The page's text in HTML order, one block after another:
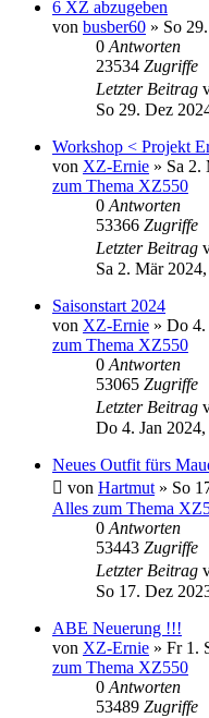
6 XZ abzugeben
von busber60 » So
0 Antworten
23534 Zugriffe
Letzter Beitrag
So 29. Dez
Workshop < Projekt
von XZ-Ernie » Sa 2.
zum Thema XZ550
0 Antworten
53366 Zugriffe
Letzter Beitrag
Sa 2. Mär
Saisonstart 2024
von XZ-Ernie » Do 4.
zum Thema XZ550
0 Antworten
53065 Zugriffe
Letzter Beitrag
Do 4. Jan 2024,
Neues Outfit fürs
von Hartmut » So
Alles zum Thema
0 Antworten
53443 Zugriffe
Letzter Beitrag
So 17. Dez
ABE Neuerung !!!
von XZ-Ernie » Fr 1.
zum Thema XZ550
0 Antworten
53489 Zugriffe